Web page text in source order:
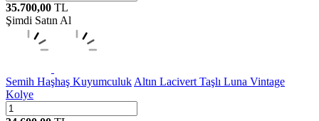
35.700,00 TL
Şimdi Satın Al
Semih Haşhaş Kuyumculuk Altın Lacivert Taşlı Luna Vintage
Kolye